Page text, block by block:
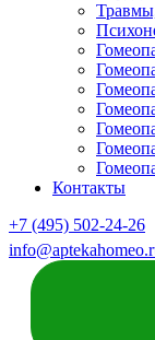
Контакты
+7 (495) 502-24-26